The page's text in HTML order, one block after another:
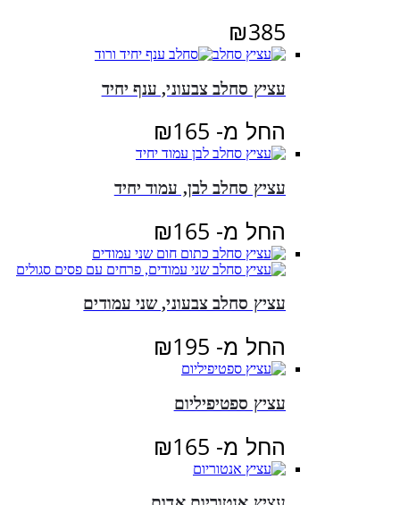
₪385
עציץ סחלב צבעוני, ענף יחיד
החל מ- ₪165
עציץ סחלב לבן, עמוד יחיד
החל מ- ₪165
עציץ סחלב צבעוני, שני עמודים
החל מ- ₪195
עציץ ספטיפיליום
החל מ- ₪165